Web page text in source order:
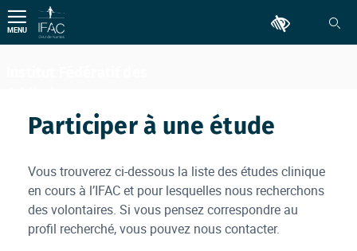
Aller
au
contenu
Comportementales
Outils
MENU
Participer à une étude
Vous trouverez ci-dessous la liste des études clinique
en cours à l’IFAC et pour lesquelles nous recherchons
des volontaires. Si vous pensez correspondre au
profil recherché, vous pouvez nous contacter.